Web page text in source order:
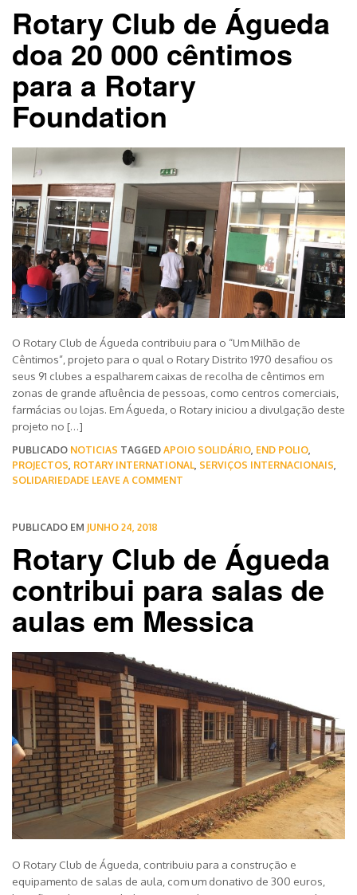
Rotary Club de Águeda
doa 20 000 cêntimos
para a Rotary
Foundation
O Rotary Club de Águeda contribuiu para o “Um Milhão de
Cêntimos”, projeto para o qual o Rotary Distrito 1970 desafiou os
seus 91 clubes a espalharem caixas de recolha de cêntimos em
zonas de grande afluência de pessoas, como centros comerciais,
farmácias ou lojas. Em Águeda, o Rotary iniciou a divulgação deste
projeto no […]
PUBLICADO NOTICIAS TAGGED APOIO SOLIDÁRIO, END POLIO,
PROJECTOS, ROTARY INTERNATIONAL, SERVIÇOS INTERNACIONAIS,
SOLIDARIEDADE LEAVE A COMMENT
PUBLICADO EM JUNHO 24, 2018
Rotary Club de Águeda
contribui para salas de
aulas em Messica
O Rotary Club de Águeda, contribuiu para a construção e
equipamento de salas de aula, com um donativo de 300 euros,